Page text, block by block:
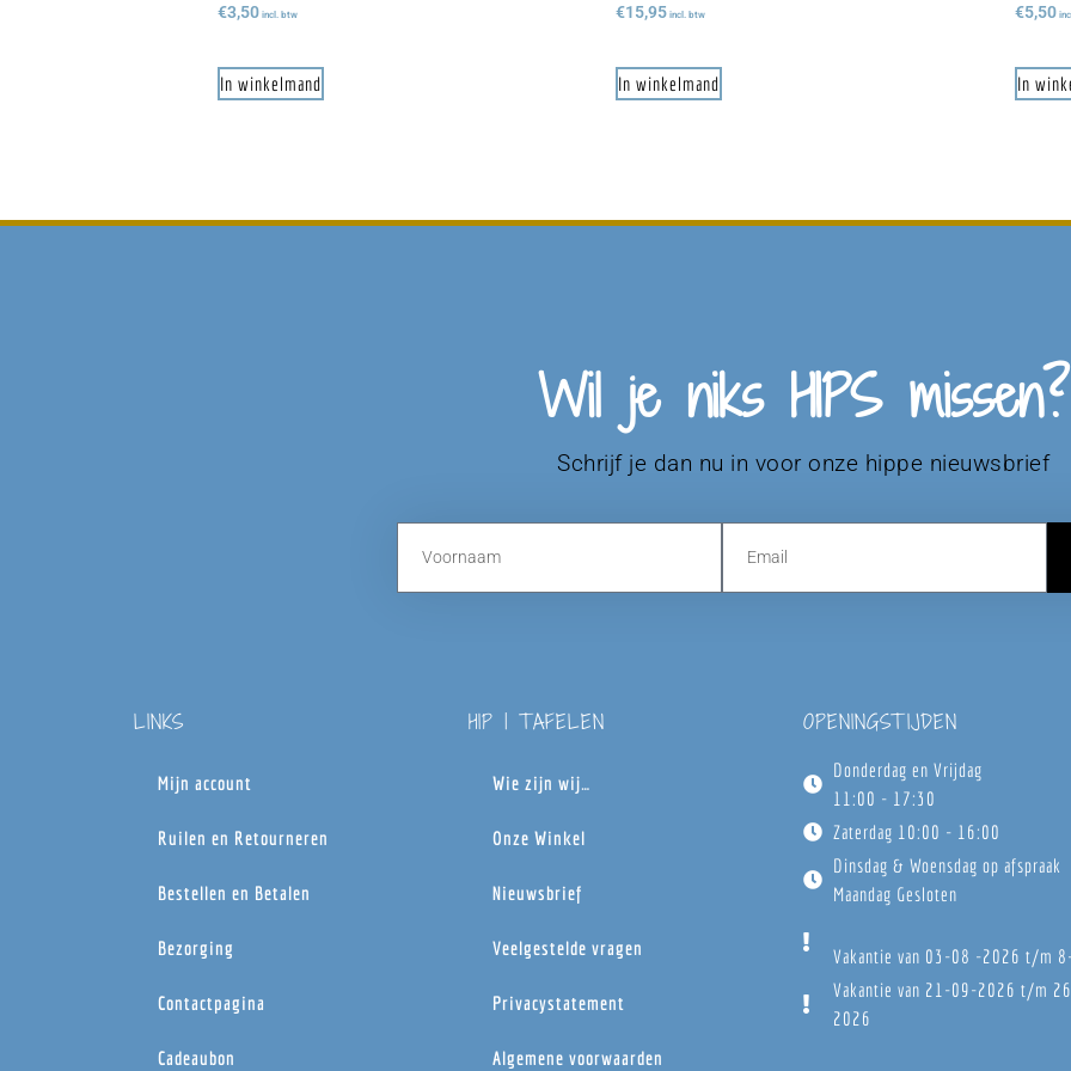
€3,50 incl. btw
In winkelmand
€15,95 incl. btw
In winkelmand
€5,50
In
Wil je niks HIPS missen?
Schrijf je dan nu in voor onze hippe nieuwsbrief
LINKS
Mijn account
Ruilen en Retourneren
Bestellen en Betalen
Bezorging
Contactpagina
Cadeaubon
HIP | TAFELEN
Wie zijn wij…
Onze Winkel
Nieuwsbrief
Veelgestelde vragen
Privacystatement
Algemene voorwaarden
OPENINGSTIJDEN
Donderdag en Vrijdag
11:00 - 17:30
Zaterdag 10:00 - 16:00
Dinsdag & Woensdag op afspraak
Maandag Gesloten
Vakantie van 03-08 -2026 t/m
Vakantie van 21-09-2026 t/m
2026